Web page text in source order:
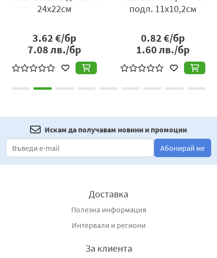
24х22см
3.62€/бр
7.08лв./бр
подл. 11x10,2см
0.82€/бр
1.60лв./бр
Искам да получавам новини и промоции
Абонирай ме
Доставка
Полезна информация
Интервали и региони
За клиента